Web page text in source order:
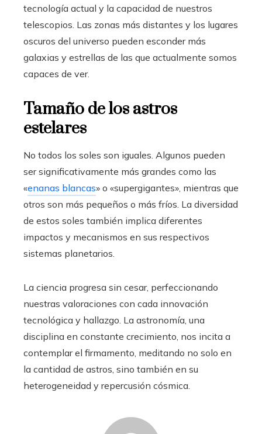
tecnología actual y la capacidad de nuestros
telescopios. Las zonas más distantes y los lugares
oscuros del universo pueden esconder más
galaxias y estrellas de las que actualmente somos
capaces de ver.
Tamaño de los astros
estelares
No todos los soles son iguales. Algunos pueden
ser significativamente más grandes como las
«enanas blancas» o «supergigantes», mientras que
otros son más pequeños o más fríos. La diversidad
de estos soles también implica diferentes
impactos y mecanismos en sus respectivos
sistemas planetarios.
La ciencia progresa sin cesar, perfeccionando
nuestras valoraciones con cada innovación
tecnológica y hallazgo. La astronomía, una
disciplina en constante crecimiento, nos incita a
contemplar el firmamento, meditando no solo en
la cantidad de astros, sino también en su
heterogeneidad y repercusión cósmica.